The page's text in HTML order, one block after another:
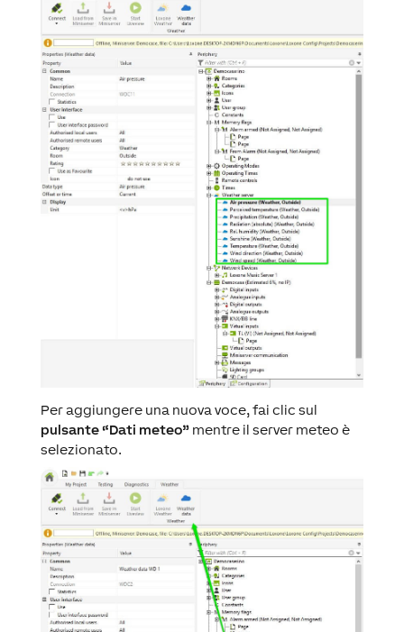
Per aggiungere una nuova voce, fai clic sul
pulsante “Dati meteo”mentre il server meteo è
selezionato.